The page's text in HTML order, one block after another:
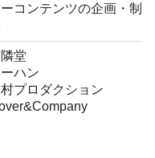
コンテンツの企画・制
堂
ハン
プロダクション